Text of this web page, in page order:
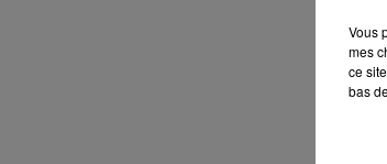
Vous
mes
ce
bas